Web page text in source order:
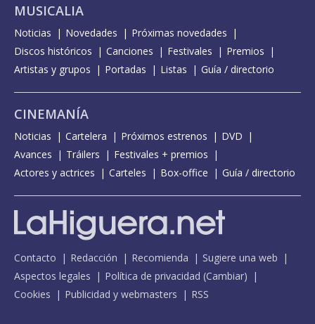
MUSICALIA
Noticias Novedades
Próximas novedades
Discos históricos
Canciones Festivales
Premios
Artistas y grupos
Portadas Listas Guía / directorio
CINEMANÍA
Noticias Cartelera Próximos estrenos
DVD
Avances
Tráilers
Festivales + premios
Actores y actrices
Carteles Box-office Guía / directorio
Contacto Redacción Recomienda
Sugiere una web
Aspectos legales
Política de privacidad (Cambiar)
Cookies
Publicidad y webmasters RSS